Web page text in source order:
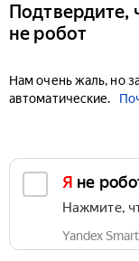
Подтвердите,
не робот
Нам очень жаль, но
автоматические.
Я не
Нажмите,
Yandex